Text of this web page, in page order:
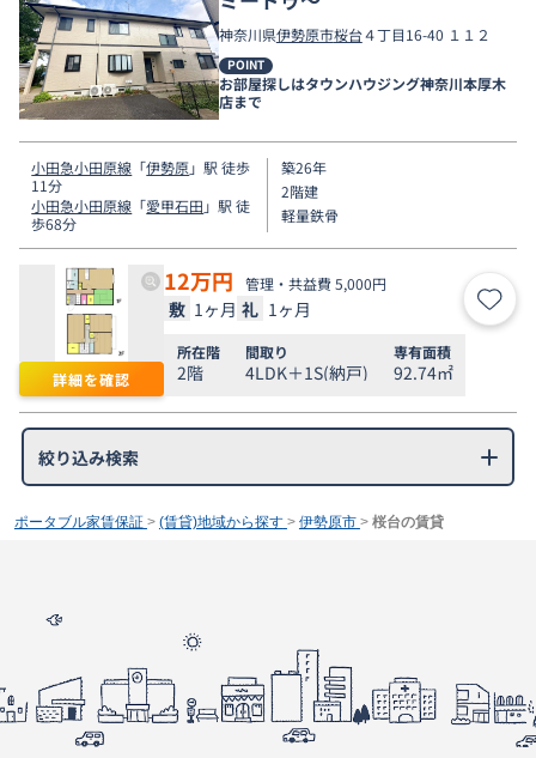
神奈川県伊勢原市桜台４丁目16-40 １１２
POINT
お部屋探しはタウンハウジング神奈川本厚木
店まで
小田急小田原線 「伊勢原」駅 徒歩
11分
小田急小田原線 「愛甲石田 」駅 徒
歩68分
築26年
2階建
軽量鉄骨
詳細を確認
12万円 管理・共益費 5,000円
敷 1ヶ月 礼 1ヶ月 お気
所在階
2階
間取り
4LDK＋1S(納戸)
専有面積
92.74㎡
絞り込み検索
ポータブル家賃保証 > (賃貸)地域から探す > 伊勢原市 > 桜台の賃貸